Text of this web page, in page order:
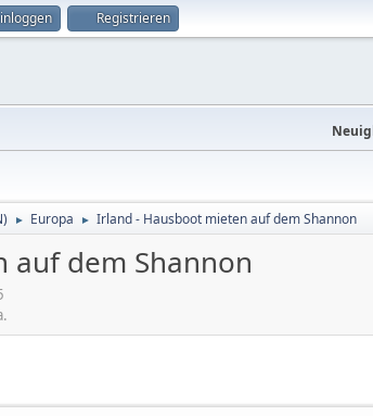
Registrieren
► Europa ► Irland - Hausboot mieten auf dem Shannon
auf dem Shannon